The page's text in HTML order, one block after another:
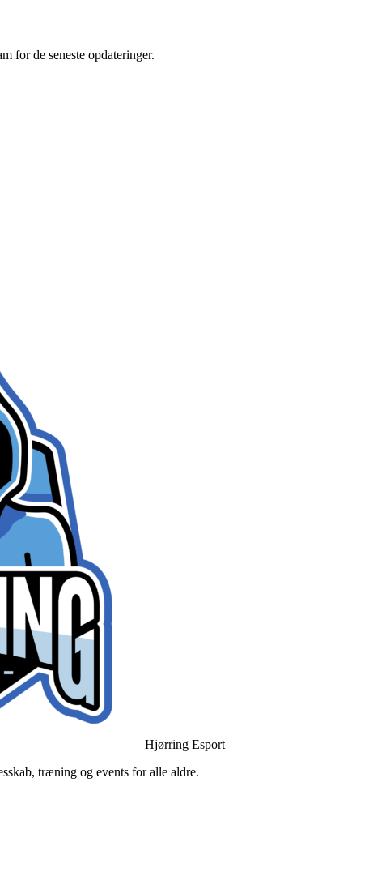
for de seneste opdateringer.
Hjørring Esport
træning og events for alle aldre.